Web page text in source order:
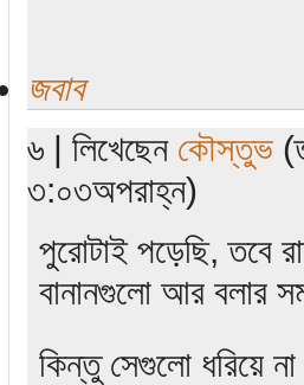
জবাব
৬ | লিখেছেন কৌস্তুভ
৩:০৩অপরাহ্ন)
পুরোটাই পড়েছি, তবে
বানানগুলো আর বলার
কিন্তু সেগুলো ধরিয়ে